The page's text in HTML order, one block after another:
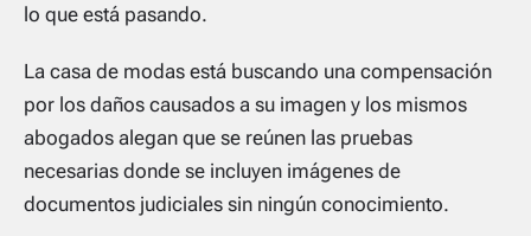
lo que está pasando.
La casa de modas está buscando una compensación
por los daños causados a su imagen y los mismos
abogados alegan que se reúnen las pruebas
necesarias donde se incluyen imágenes de
documentos judiciales sin ningún conocimiento.